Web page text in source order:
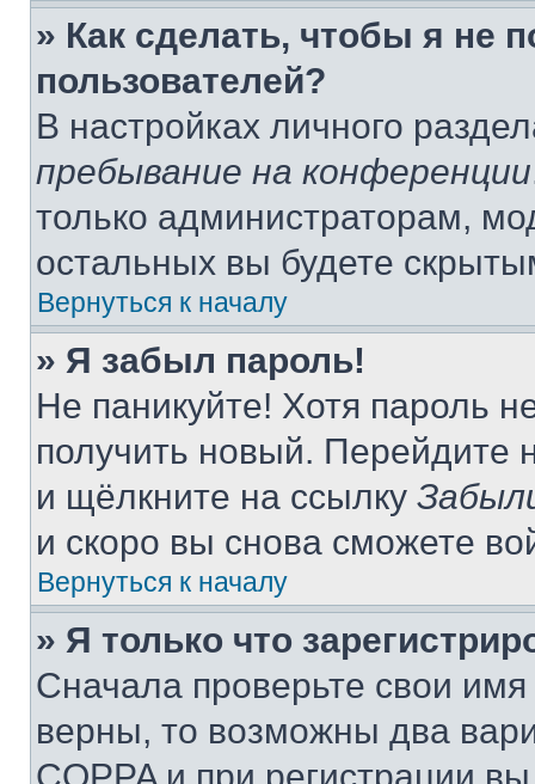
» Как сделать, чтобы я не
пользователей?
В настройках личного
пребывание на конференции
только администраторам,
остальных вы будете
Вернуться к началу
» Я забыл пароль!
Не паникуйте! Хотя пароль
получить новый. Перейдите
и щёлкните на ссылку
и скоро вы снова сможете
Вернуться к началу
» Я только что
Сначала проверьте свои
верны, то возможны два